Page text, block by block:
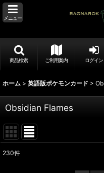
メニュー
商品検索 ご利用案内 ログイン
ホーム > 英語版ポケモンカード >
Obsidian Flames
230件